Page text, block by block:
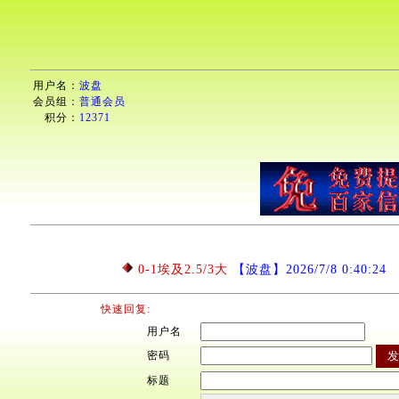
用户名： 波盘
会员组： 普通会员
积分： 12371
0-1埃及2.5/3大 【波盘】2026/7/8 0:40:24
快速回复:
用户名
密码
标题